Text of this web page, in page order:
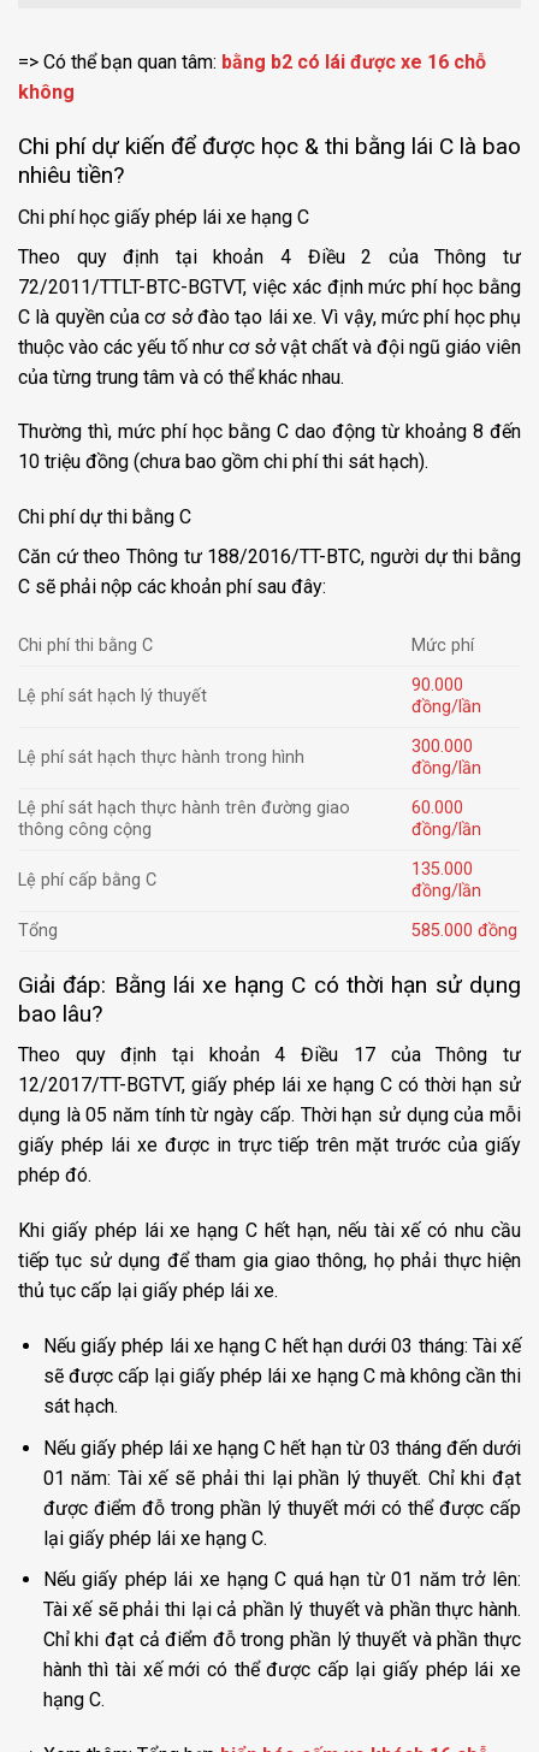
=> Có thể bạn quan tâm: bằng b2 có lái được xe 16 chỗ
không
Chi phí dự kiến để được học & thi bằng lái C là bao
nhiêu tiền?
Chi phí học giấy phép lái xe hạng C
Theo quy định tại khoản 4 Điều 2 của Thông tư
72/2011/TTLT-BTC-BGTVT, việc xác định mức phí học bằng
C là quyền của cơ sở đào tạo lái xe. Vì vậy, mức phí học phụ
thuộc vào các yếu tố như cơ sở vật chất và đội ngũ giáo viên
của từng trung tâm và có thể khác nhau.
Thường thì, mức phí học bằng C dao động từ khoảng 8 đến
10 triệu đồng (chưa bao gồm chi phí thi sát hạch).
Chi phí dự thi bằng C
Căn cứ theo Thông tư 188/2016/TT-BTC, người dự thi bằng
C sẽ phải nộp các khoản phí sau đây:
Chi phí thi bằng C Mức phí
Lệ phí sát hạch lý thuyết
90.000
đồng/lần
Lệ phí sát hạch thực hành trong hình
300.000
đồng/lần
Lệ phí sát hạch thực hành trên đường giao
thông công cộng
60.000
đồng/lần
Lệ phí cấp bằng C
135.000
đồng/lần
Tổng
585.000 đồng
Giải đáp: Bằng lái xe hạng C có thời hạn sử dụng
bao lâu?
Theo quy định tại khoản 4 Điều 17 của Thông tư
12/2017/TT-BGTVT, giấy phép lái xe hạng C có thời hạn sử
dụng là 05 năm tính từ ngày cấp. Thời hạn sử dụng của mỗi
giấy phép lái xe được in trực tiếp trên mặt trước của giấy
phép đó.
Khi giấy phép lái xe hạng C hết hạn, nếu tài xế có nhu cầu
tiếp tục sử dụng để tham gia giao thông, họ phải thực hiện
thủ tục cấp lại giấy phép lái xe.
Nếu giấy phép lái xe hạng C hết hạn dưới 03 tháng: Tài xế
sẽ được cấp lại giấy phép lái xe hạng C mà không cần thi
sát hạch.
Nếu giấy phép lái xe hạng C hết hạn từ 03 tháng đến dưới
01 năm: Tài xế sẽ phải thi lại phần lý thuyết. Chỉ khi đạt
được điểm đỗ trong phần lý thuyết mới có thể được cấp
lại giấy phép lái xe hạng C.
Nếu giấy phép lái xe hạng C quá hạn từ 01 năm trở lên:
Tài xế sẽ phải thi lại cả phần lý thuyết và phần thực hành.
Chỉ khi đạt cả điểm đỗ trong phần lý thuyết và phần thực
hành thì tài xế mới có thể được cấp lại giấy phép lái xe
hạng C.